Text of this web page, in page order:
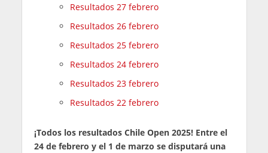
Resultados 27 febrero
Resultados 26 febrero
Resultados 25 febrero
Resultados 24 febrero
Resultados 23 febrero
Resultados 22 febrero
¡Todos los resultados Chile Open 2025! Entre el
24 de febrero y el 1 de marzo se disputará una